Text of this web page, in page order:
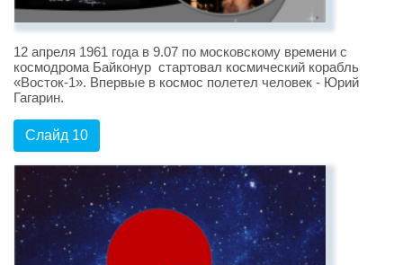
12 апреля 1961 года в 9.07 по московскому времени с
космодрома Байконур стартовал космический корабль
«Восток-1». Впервые в космос полетел человек - Юрий
Гагарин.
Слайд 10